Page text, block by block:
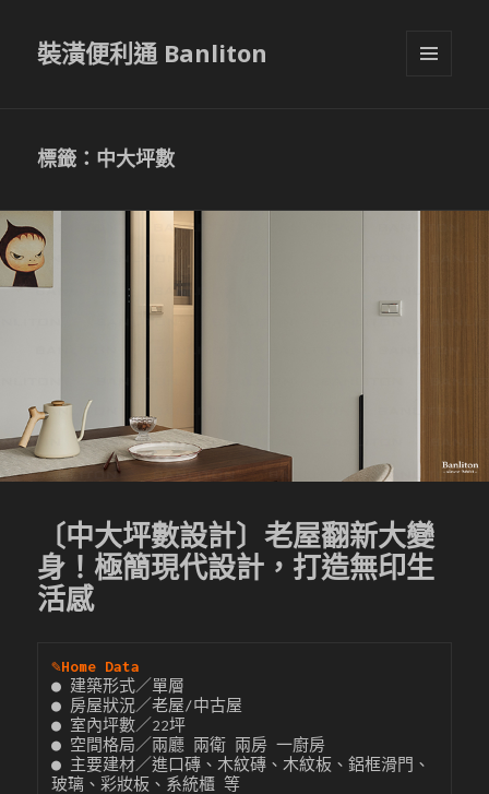
裝潢便利通 Banliton
標籤：中大坪數
〔中大坪數設計〕老屋翻新大變
身！極簡現代設計，打造無印生
活感
✎Home Data
● 建築形式／單層
● 房屋狀況／老屋/中古屋
● 室內坪數／22坪
● 空間格局／兩廳 兩衛 兩房 一廚房
● 主要建材／進口磚、木紋磚、木紋板、鋁框滑門、
玻璃、彩妝板、系統櫃 等